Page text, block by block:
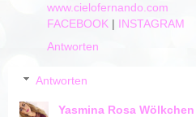
www.cielofernando.com
FACEBOOK | INSTAGRAM
Antworten
Antworten
Yasmina Rosa Wölkchen